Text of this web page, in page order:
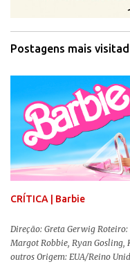
Postagens mais
CRÍTICA | Barbie
Direção: Greta Gerwig
Margot Robbie, Ryan Gosling,
outros Origem: EUA/Reino